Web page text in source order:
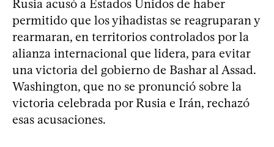
Rusia acusó a Estados Unidos de haber
permitido que los yihadistas se reagruparan y
rearmaran, en territorios controlados por la
alianza internacional que lidera, para evitar
una victoria del gobierno de Bashar al Assad.
Washington, que no se pronunció sobre la
victoria celebrada por Rusia e Irán, rechazó
esas acusaciones.